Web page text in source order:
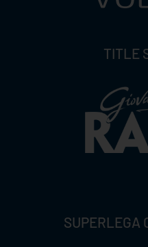
TITLE
SUPERLEGA